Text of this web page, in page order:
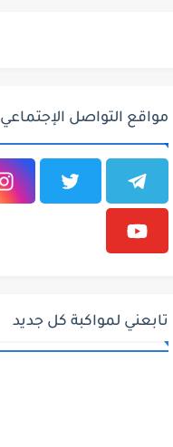
مواقع التواصل الإجتماعي
تابعني لمواكبة كل جديد